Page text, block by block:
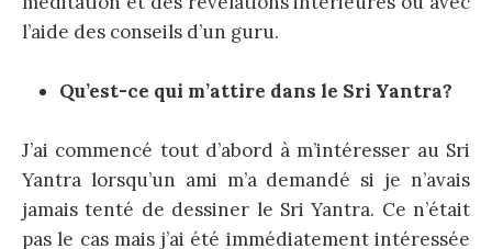
l’aide des conseils d’un guru.
Qu’est-ce qui m’attire dans le Sri Yantra?
J’ai commencé tout d’abord à m’intéresser au Sri
Yantra lorsqu’un ami m’a demandé si je n’avais
jamais tenté de dessiner le Sri Yantra. Ce n’était
pas le cas mais j’ai été immédiatement intéressée